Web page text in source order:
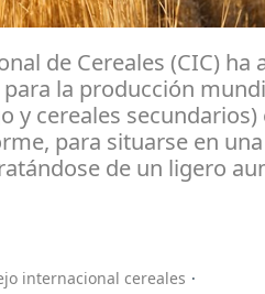
de Cereales (CIC) ha
la producción
y cereales secundarios)
para situarse en
de un ligero
internacional cereales